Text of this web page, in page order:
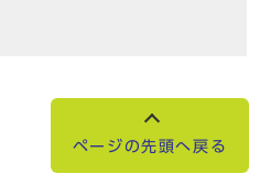
ページの先頭へ戻る